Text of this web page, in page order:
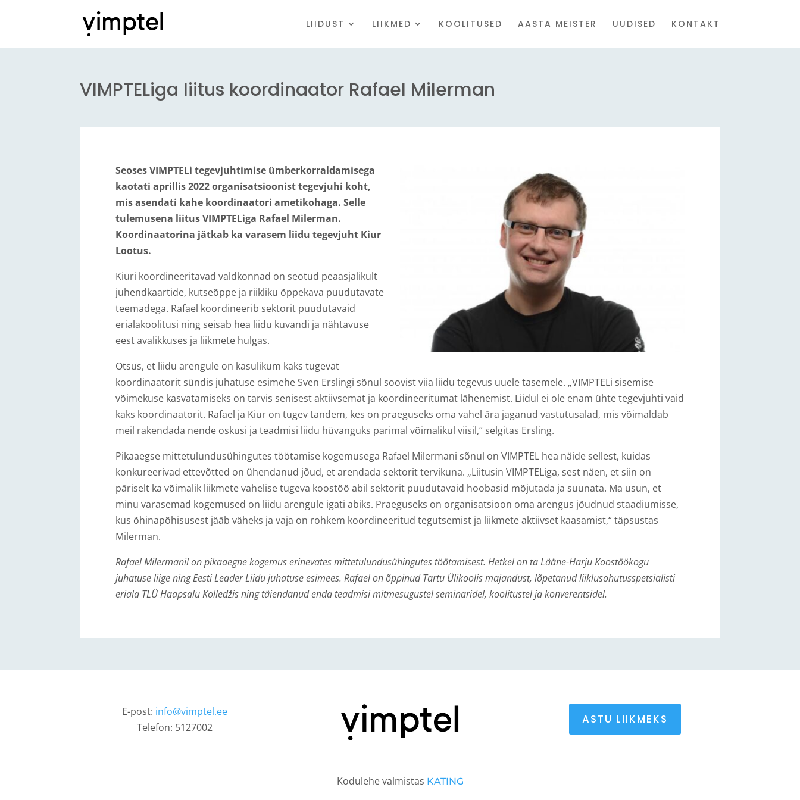
LIIDUST LIIKMED KOOLITUSED AASTA MEISTER UUDISED KONTAKT
VIMPTELiga liitus koordinaator Rafael Milerman
Seoses VIMPTELi tegevjuhtimise ümberkorraldamisega
kaotati aprillis 2022 organisatsioonist tegevjuhi koht,
mis asendati kahe koordinaatori ametikohaga. Selle
tulemusena liitus VIMPTELiga Rafael Milerman.
Koordinaatorina jätkab ka varasem liidu tegevjuht Kiur
Lootus.
Kiuri koordineeritavad valdkonnad on seotud peaasjalikult
juhendkaartide, kutseõppe ja riikliku õppekava puudutavate
teemadega. Rafael koordineerib sektorit puudutavaid
erialakoolitusi ning seisab hea liidu kuvandi ja nähtavuse
eest avalikkuses ja liikmete hulgas.
Otsus, et liidu arengule on kasulikum kaks tugevat
koordinaatorit sündis juhatuse esimehe Sven Erslingi sõnul soovist viia liidu tegevus uuele tasemele. „VIMPTELi sisemise
võimekuse kasvatamiseks on tarvis senisest aktiivsemat ja koordineeritumat lähenemist. Liidul ei ole enam ühte tegevjuhti vaid
kaks koordinaatorit. Rafael ja Kiur on tugev tandem, kes on praeguseks oma vahel ära jaganud vastutusalad, mis võimaldab
meil rakendada nende oskusi ja teadmisi liidu hüvanguks parimal võimalikul viisil,“ selgitas Ersling.
Pikaaegse mittetulundusühingutes töötamise kogemusega Rafael Milermani sõnul on VIMPTEL hea näide sellest, kuidas
konkureerivad ettevõtted on ühendanud jõud, et arendada sektorit tervikuna. „Liitusin VIMPTELiga, sest näen, et siin on
päriselt ka võimalik liikmete vahelise tugeva koostöö abil sektorit puudutavaid hoobasid mõjutada ja suunata. Ma usun, et
minu varasemad kogemused on liidu arengule igati abiks. Praeguseks on organisatsioon oma arengus jõudnud staadiumisse,
kus õhinapõhisusest jääb väheks ja vaja on rohkem koordineeritud tegutsemist ja liikmete aktiivset kaasamist,“ täpsustas
Milerman.
Rafael Milermanil on pikaaegne kogemus erinevates mittetulundusühingutes töötamisest. Hetkel on ta Lääne-Harju Koostöökogu
juhatuse liige ning Eesti Leader Liidu juhatuse esimees. Rafael on õppinud Tartu Ülikoolis majandust, lõpetanud liiklusohutusspetsialisti
eriala TLÜ Haapsalu Kolledžis ning täiendanud enda teadmisi mitmesugustel seminaridel, koolitustel ja konverentsidel.
E-post: info@vimptel.ee
Telefon: 5127002
ASTU LIIKMEKS
Kodulehe valmistas KATING